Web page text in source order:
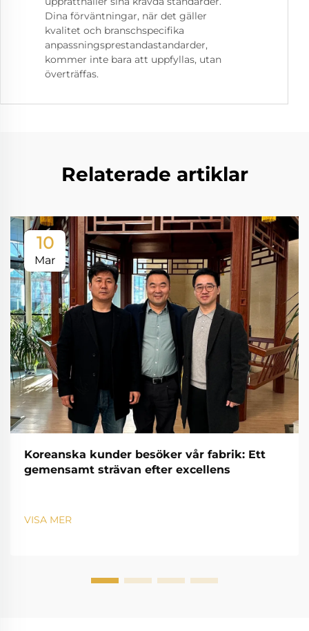
Dina förväntningar, när det gäller
kvalitet och branschspecifika
anpassningsprestandastandarder,
kommer inte bara att uppfyllas, utan
överträffas.
Relaterade artiklar
10
Mar
Koreanska kunder besöker vår fabrik: Ett
gemensamt strävan efter excellens
VISA MER